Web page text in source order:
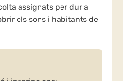
assignats per dur a
els sons i habitants de